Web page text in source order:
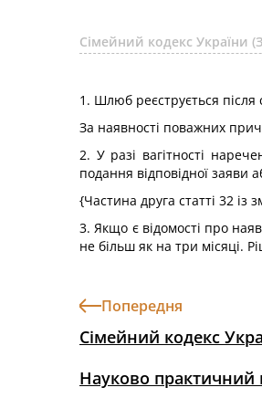
Сімейний кодекс України
1. Шлюб реєструється
За наявності поважних
2. У разі вагітності
подання відповідної
{Частина друга статті 32 із
3. Якщо є відомості про
не більш як на три місяці.
Попередня
Сімейний кодекс
Науково практичний